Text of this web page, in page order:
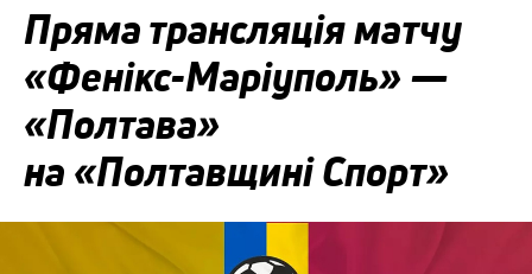
Пряма трансляція матчу
«Фенікс-Маріуполь» —
«Полтава»
на «Полтавщині Спорт»